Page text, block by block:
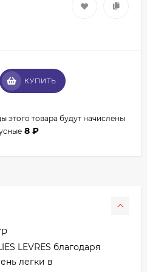
КУПИТЬ
этого товара будут начислены
8 ₽
LEVRES благодаря
легки в